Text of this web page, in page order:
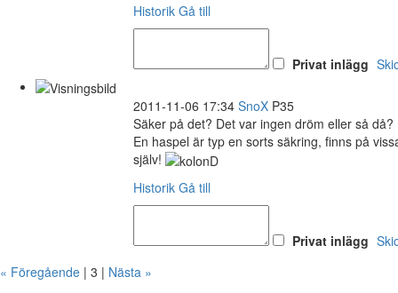
Historik Gå till
Privat inlägg
2011-11-06 17:34 SnoX P35
Säker på det? Det var ingen dröm eller så då?
En haspel är typ en sorts säkring, finns på
själv!
Historik Gå till
Privat inlägg
« Föregående | 3 | Nästa »